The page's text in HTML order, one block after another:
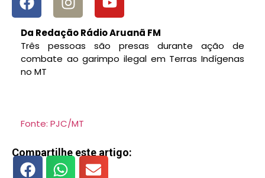
Da Redação Rádio Aruanã FM
Três pessoas são presas durante ação de
combate ao garimpo ilegal em Terras Indígenas
no MT
Fonte: PJC/MT
Compartilhe este artigo: